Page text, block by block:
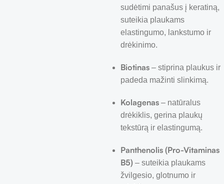
sudėtimi panašus į keratiną,
suteikia plaukams
elastingumo, lankstumo ir
drėkinimo.
Biotinas – stiprina plaukus ir
padeda mažinti slinkimą.
Kolagenas – natūralus
drėkiklis, gerina plaukų
tekstūrą ir elastingumą.
Panthenolis (Pro-Vitaminas
B5) – suteikia plaukams
žvilgesio, glotnumo ir